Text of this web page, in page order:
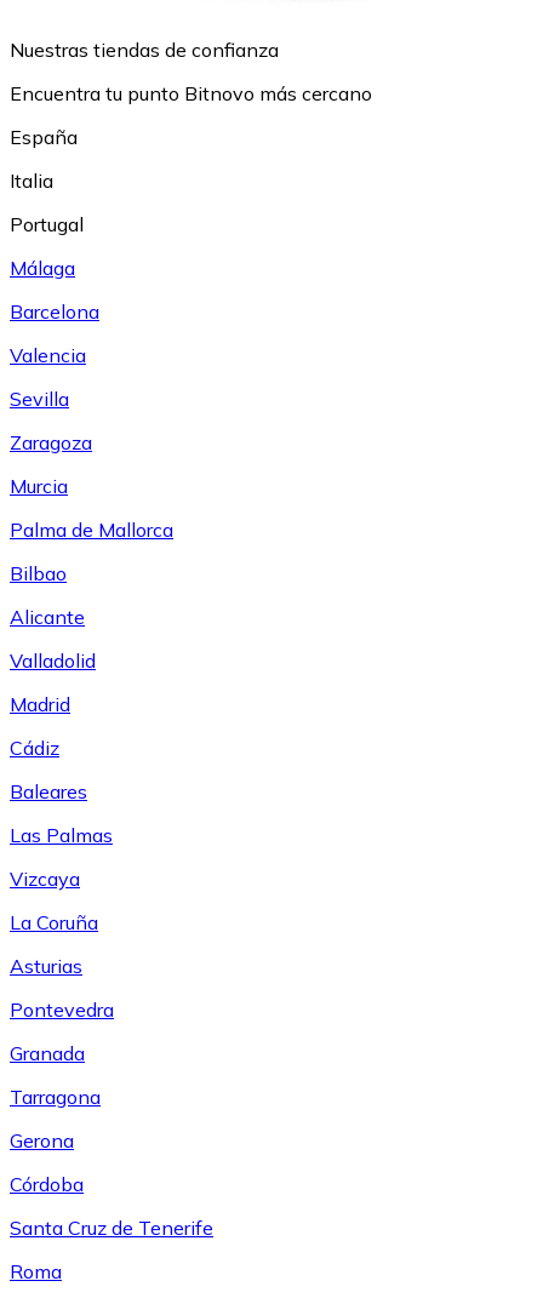
Nuestras tiendas de confianza
Encuentra tu punto Bitnovo más cercano
España
Italia
Portugal
Málaga
Barcelona
Valencia
Sevilla
Zaragoza
Murcia
Palma de Mallorca
Bilbao
Alicante
Valladolid
Madrid
Cádiz
Baleares
Las Palmas
Vizcaya
La Coruña
Asturias
Pontevedra
Granada
Tarragona
Gerona
Córdoba
Santa Cruz de Tenerife
Roma